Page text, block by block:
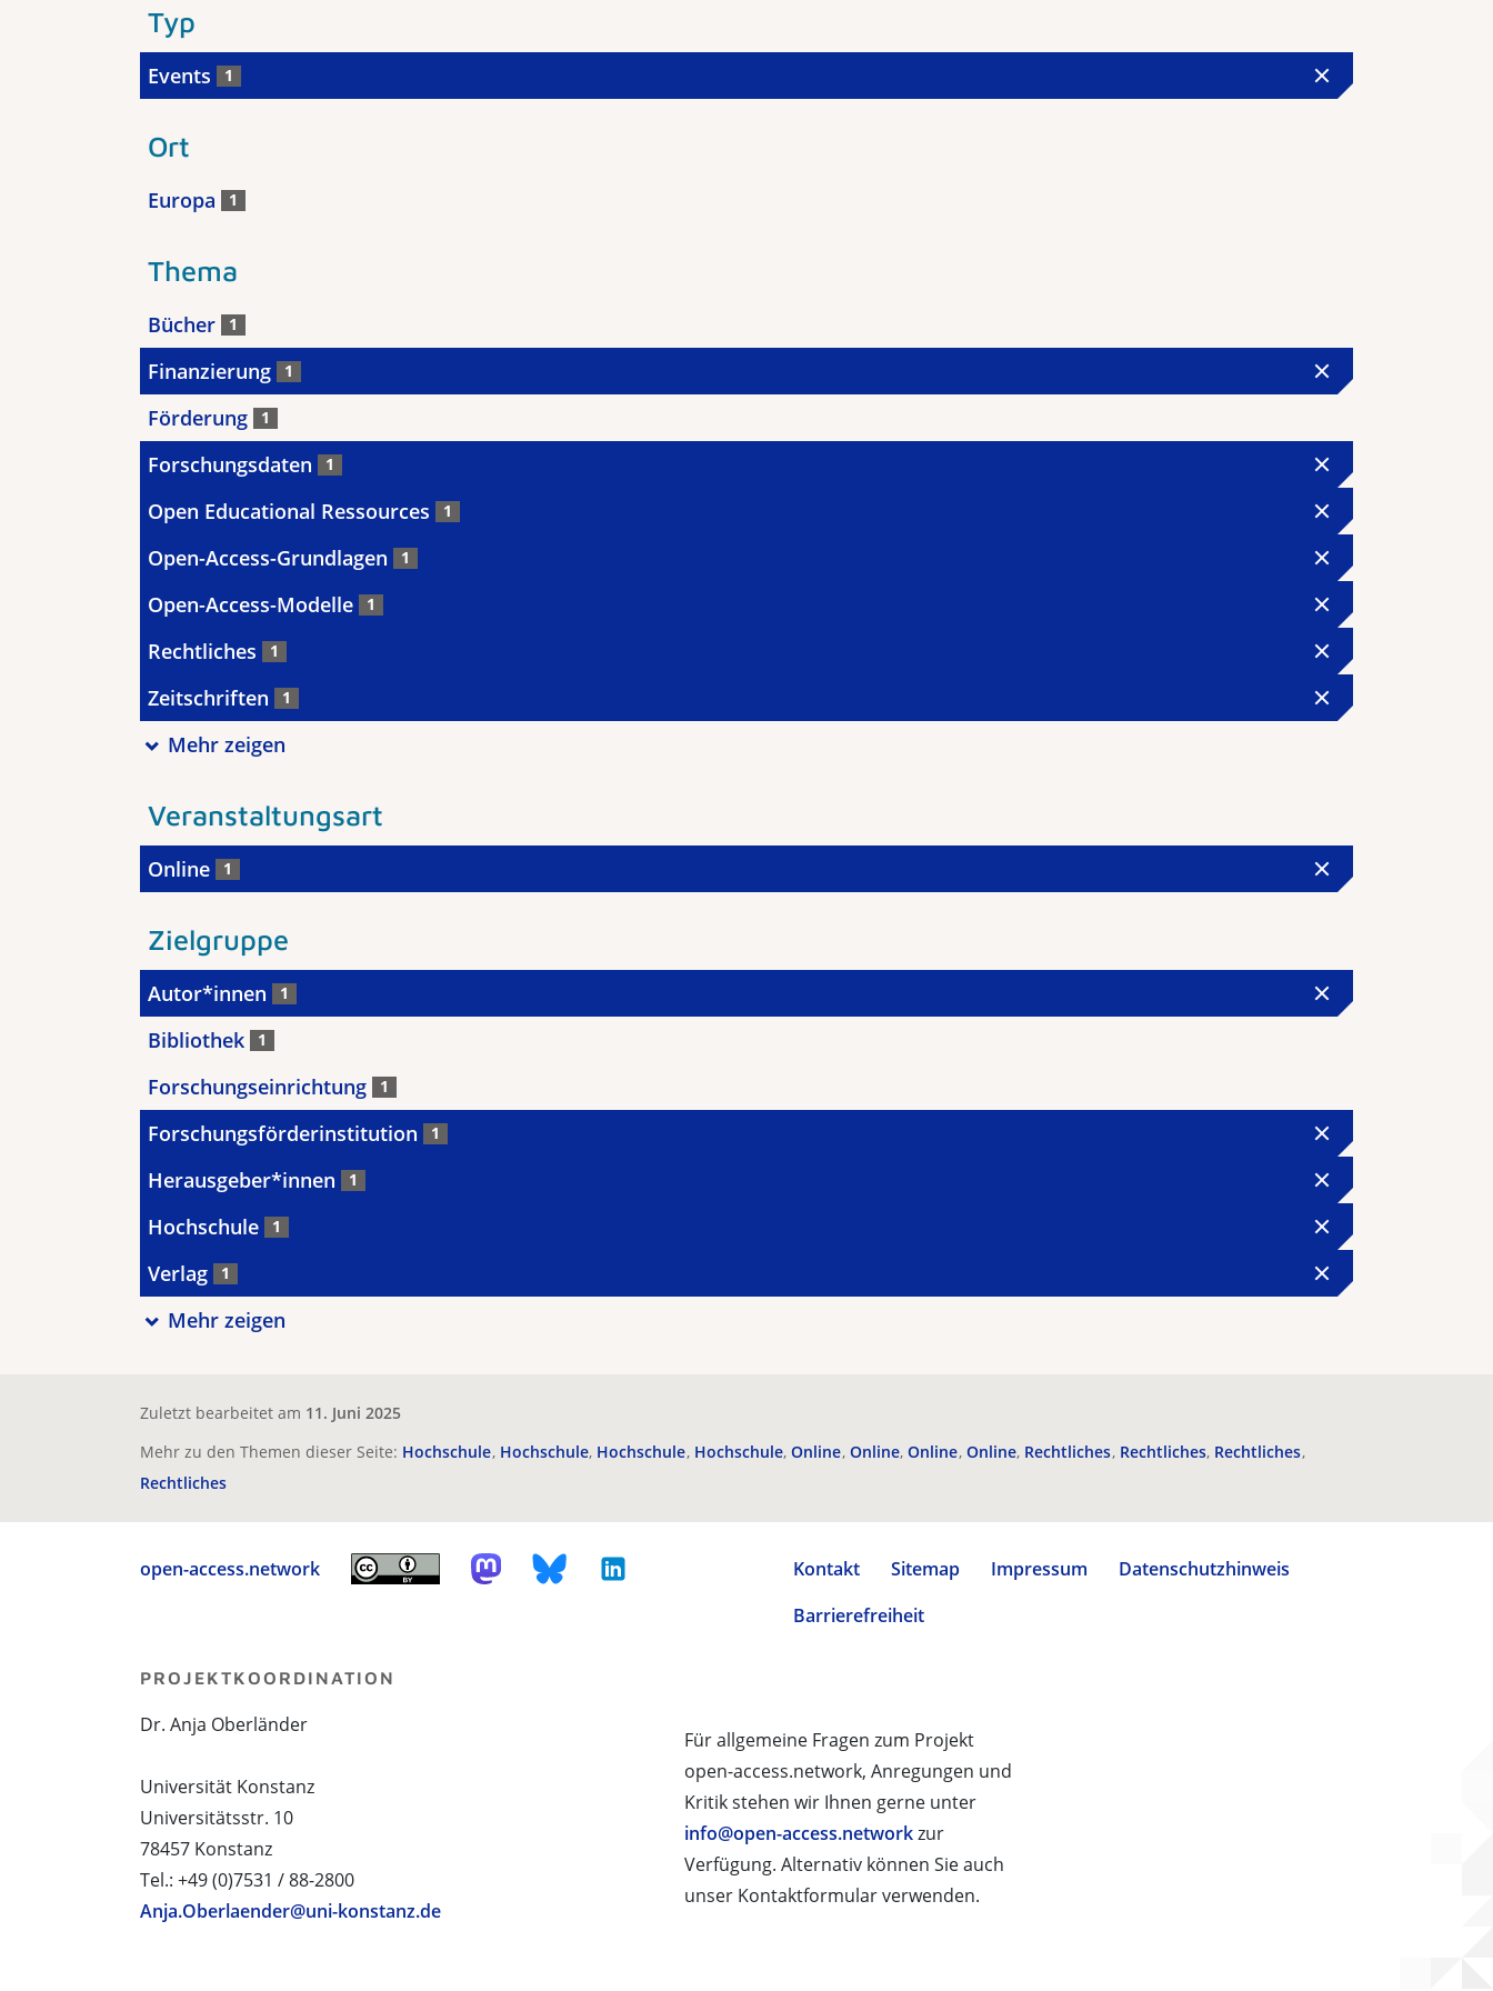
Typ
Events 1
Ort
Europa 1
Thema
Bücher 1
Finanzierung 1
Förderung 1
Forschungsdaten 1
Open Educational Ressources 1
Open-Access-Grundlagen 1
Open-Access-Modelle 1
Rechtliches 1
Zeitschriften 1
Mehr zeigen
Veranstaltungsart
Online 1
Zielgruppe
Autor*innen 1
Bibliothek 1
Forschungseinrichtung 1
Forschungsförderinstitution 1
Herausgeber*innen 1
Hochschule 1
Verlag 1
Mehr zeigen
Zuletzt bearbeitet am 11. Juni 2025
Mehr zu den Themen dieser Seite: Hochschule Hochschule Hochschule Hochschule Online Online Online Online Rechtliches Rechtliches Rechtliches
Rechtliches
open-access.network Kontakt Sitemap Impressum
Datenschutzhinweis
Barrierefreiheit
Für allgemeine Fragen zum Projekt
open-access.network, Anregungen und
Kritik stehen wir Ihnen gerne unter
info@open-access.networkzur
Verfügung. Alternativ können Sie auch
unser Kontaktformular verwenden.
PROJEKTKOORDINATION
Dr. Anja Oberländer
Universität Konstanz
Universitätsstr. 10
78457 Konstanz
Tel.: +49 (0)7531 / 88-2800
Anja.Oberlaender@uni-konstanz.de